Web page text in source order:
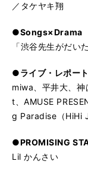
／タケヤキ翔
●Songs×Drama
「渋谷先生がだい
●ライブ・レポート
miwa、平井大、
t、AMUSE
g Paradise（HiHi
●PROMISING
Lil かんさい